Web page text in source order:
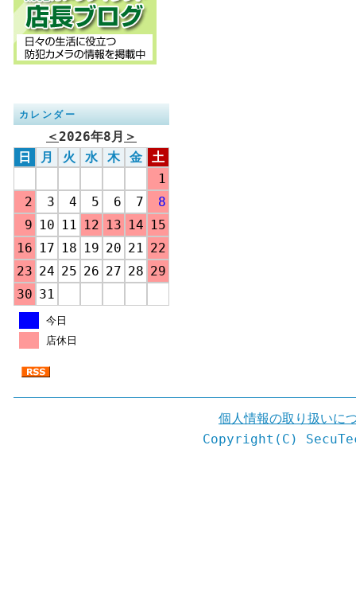
カレンダー
＜ 2026年8月 ＞
日
月 火 水 木 金
土
1
2
3 4 5 6 7
8
9 10 11 12 13 14 15
16 17 18 19 20 21 22
23 24 25 26 27 28 29
30 31
今日
店休日
個人情報の取り扱いに
Copyright(C)